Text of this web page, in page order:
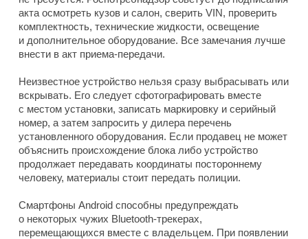
акта осмотреть кузов и салон, сверить VIN, проверить
комплектность, технические жидкости, освещение
и дополнительное оборудование. Все замечания лучше
внести в акт приема-передачи.
Неизвестное устройство нельзя сразу выбрасывать или
вскрывать. Его следует сфотографировать вместе
с местом установки, записать маркировку и серийный
номер, а затем запросить у дилера перечень
установленного оборудования. Если продавец не может
объяснить происхождение блока либо устройство
продолжает передавать координаты постороннему
человеку, материалы стоит передать полиции.
Смартфоны Android способны предупреждать
о некоторых чужих Bluetooth-трекерах,
перемещающихся вместе с владельцем. При появлении